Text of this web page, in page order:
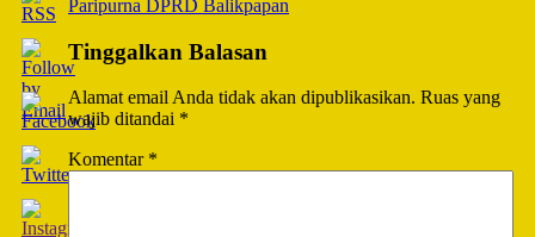
Paripurna DPRD Balikpapan
Tinggalkan Balasan
Alamat email Anda tidak akan dipublikasikan. Ruas yang
wajib ditandai *
Komentar *